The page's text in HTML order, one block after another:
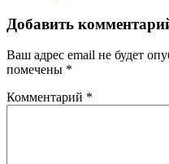
Добавить
Ваш адрес email не будет
помечены *
Комментарий *